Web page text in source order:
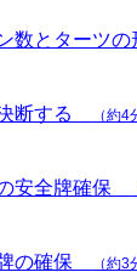
数とターツ
断する （約4
安全牌確保
の確保 （約3